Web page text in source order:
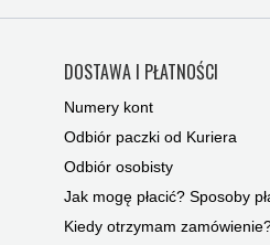
DOSTAWA I PŁATNOŚCI
Numery kont
Odbiór paczki od Kuriera
Odbiór osobisty
Jak mogę płacić? Sposoby
Kiedy otrzymam